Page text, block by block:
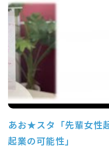
あお★スタ「先輩女性
起業の可能性」